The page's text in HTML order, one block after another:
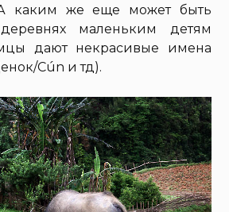
каким же еще может быть
маленьким детям
дают некрасивые имена
Cún и тд).